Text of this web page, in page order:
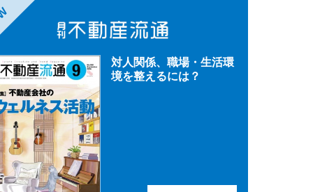
対人関係、職場・生活環
境を整えるには？